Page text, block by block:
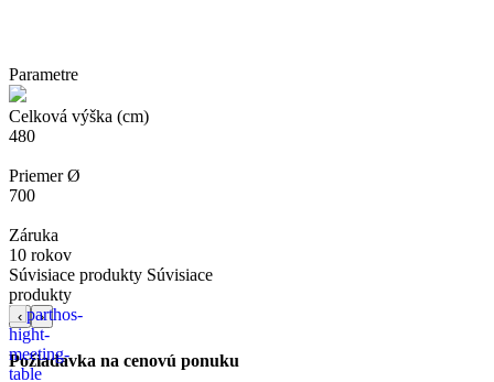
Parametre
Celková výška (cm)
480
Priemer Ø
700
Záruka
10 rokov
Súvisiace produkty Súvisiace
produkty
‹ ›
Požiadavka na cenovú ponuku